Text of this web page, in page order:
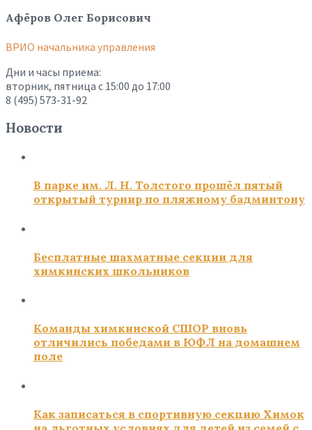
Афёров Олег Борисович
ВРИО начальника управления
Дни и часы приема:
вторник, пятница с 15:00 до 17:00
8 (495) 573-31-92
Новости
В парке им. Л. Н. Толстого прошёл пятый
открытый турнир по пляжному бадминтону
Бесплатные шахматные секции для
химкинских школьников
Команды химкинской СШОР вновь
отличились победами в ЮФЛ на домашнем
поле
Как записаться в спортивную секцию Химок